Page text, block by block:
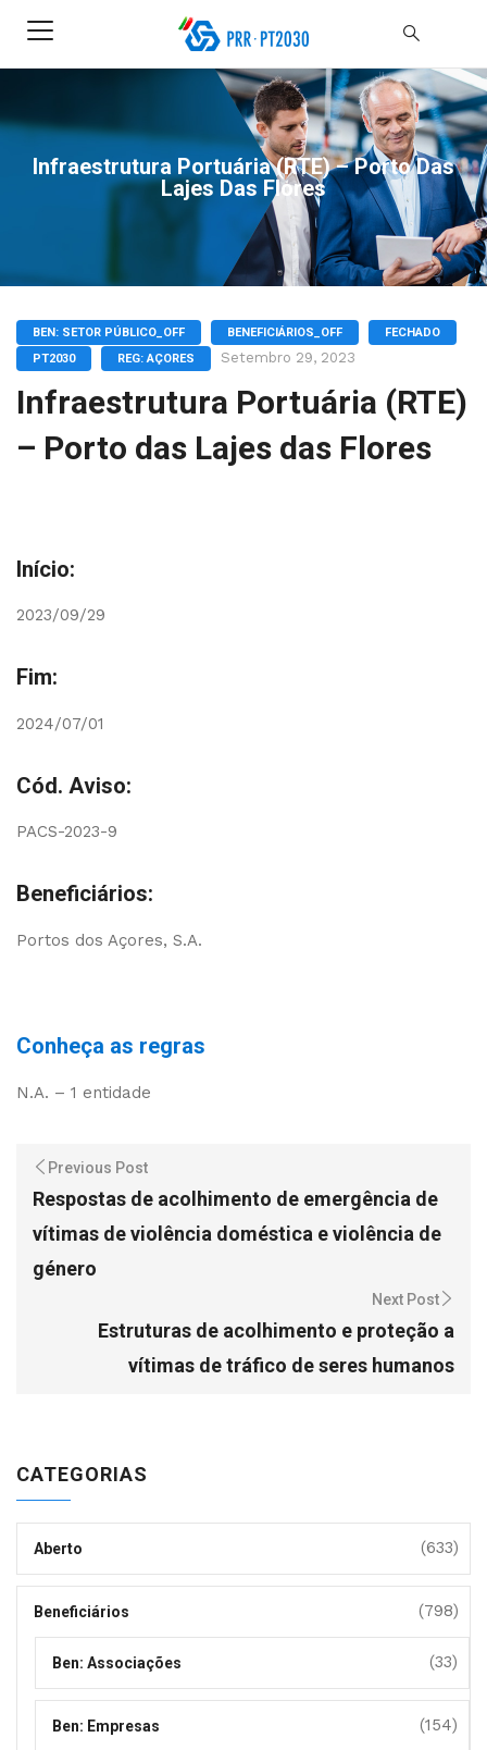
Infraestrutura Portuária (RTE) – Porto Das
Lajes Das Flores
BEN: SETOR PÚBLICO_OFF BENEFICIÁRIOS_OFF
FECHADO
PT2030
REG: AÇORES Setembro 29, 2023
Infraestrutura Portuária (RTE)
– Porto das Lajes das Flores
Início:
2023/09/29
Fim:
2024/07/01
Cód. Aviso:
PACS-2023-9
Beneficiários:
Portos dos Açores, S.A.
Conheça as regras
N.A. – 1 entidade
Previous Post
Respostas de acolhimento de emergência de
vítimas de violência doméstica e violência de
género
Next Post
Estruturas de acolhimento e proteção a
vítimas de tráfico de seres humanos
CATEGORIAS
Aberto (633)
Beneficiários (798)
Ben: Associações (33)
Ben: Empresas (154)